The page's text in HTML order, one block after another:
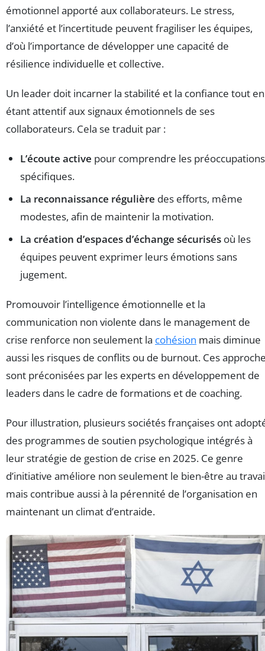
émotionnel apporté aux collaborateurs. Le stress,
l’anxiété et l’incertitude peuvent fragiliser les équipes,
d’où l’importance de développer une capacité de
résilience individuelle et collective.
Un leader doit incarner la stabilité et la confiance tout en
étant attentif aux signaux émotionnels de ses
collaborateurs. Cela se traduit par :
L’écoute active pour comprendre les préoccupations
spécifiques.
La reconnaissance régulière des efforts, même
modestes, afin de maintenir la motivation.
La création d’espaces d’échange sécurisés où les
équipes peuvent exprimer leurs émotions sans
jugement.
Promouvoir l’intelligence émotionnelle et la
communication non violente dans le management de
crise renforce non seulement la cohésion mais diminue
aussi les risques de conflits ou de burnout. Ces
sont préconisées par les experts en développement de
leaders dans le cadre de formations et de coaching.
Pour illustration, plusieurs sociétés françaises ont
des programmes de soutien psychologique intégrés à
leur stratégie de gestion de crise en 2025. Ce genre
d’initiative améliore non seulement le bien-être au
mais contribue aussi à la pérennité de l’organisation en
maintenant un climat d’entraide.